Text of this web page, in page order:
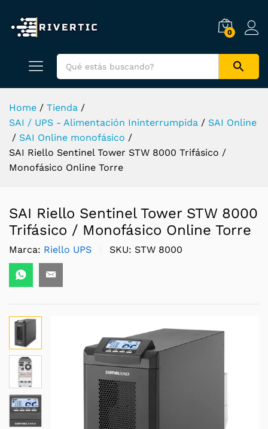
0
Home / Tienda /
SAI / UPS - Alimentación Ininterrumpida / SAI Online
/ SAI Online monofásico /
SAI Riello Sentinel Tower STW 8000 Trifásico /
Monofásico Online Torre
SAI Riello Sentinel Tower STW 8000
Trifásico / Monofásico Online Torre
Marca: Riello UPS SKU: STW 8000